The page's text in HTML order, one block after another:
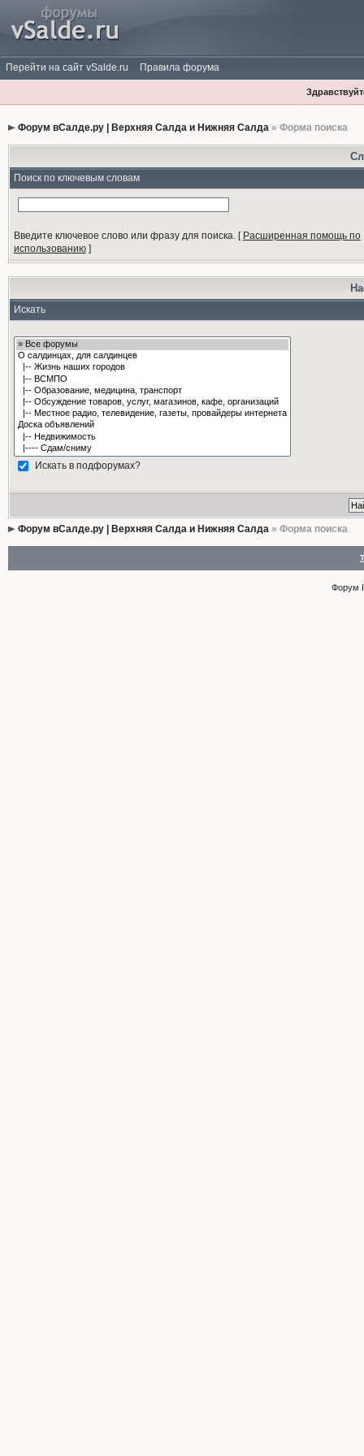
Перейти на сайт vSalde.ru Правила форума
Форум вСалде.ру | Верхняя Салда и Нижняя Салда» Форма поиска
Поиск по ключевым словам
Введите ключевое слово или фразу для поиска.[ Расширенная помощь по
использованию]
Искать
Искать в подфорумах?
Форум вСалде.ру | Верхняя Салда и Нижняя Салда» Форма поиска
Форум